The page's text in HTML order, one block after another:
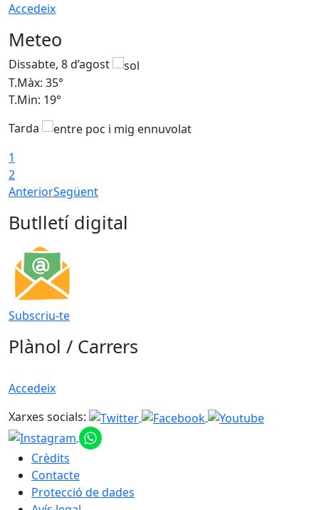
Accedeix
Meteo
Dissabte, 8 d’agost
T.Màx: 35°
T.Min: 19°
Tarda
1
2
AnteriorSegüent
Butlletí digital
Subscriu-te
Plànol / Carrers
Accedeix
Xarxes socials:
Crèdits
Contacte
Protecció de dades